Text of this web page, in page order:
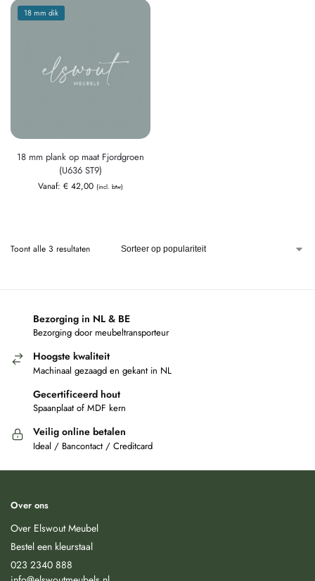
18 mm dik
18 mm plank op maat Fjordgroen
(U636 ST9)
Vanaf: € 42,00 (incl. btw)
Toont alle 3 resultaten
Bezorging in NL & BE
Bezorging door meubeltransporteur
Hoogste kwaliteit
Machinaal gezaagd en gekant in NL
Gecertificeerd hout
Spaanplaat of MDF kern
Veilig online betalen
Ideal / Bancontact / Creditcard
Over ons
Over Elswout Meubel
Bestel een kleurstaal
023 2340 888